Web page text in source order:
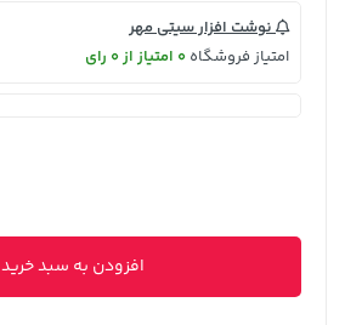
نوشت افزار سیتی مهر
امتیاز فروشگاه 0 امتیاز از 0 رای
افزودن به سبد خرید